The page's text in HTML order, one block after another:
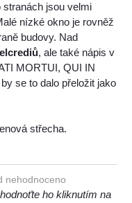
jsou velmi
nízké okno je rovněž
budovy. Nad
, ale také nápis v
MORTUI, QUI IN
se to dalo přeložit jako
střecha.
nehodnoceno
ho kliknutím na